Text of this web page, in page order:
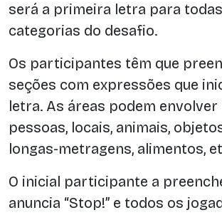
será a primeira letra para
categorias do desafio.
Os participantes têm que
seções com expressões que
letra. As áreas podem
pessoas, locais, animais,
longas-metragens, alimentos,
O inicial participante a
anuncia “Stop!” e todos os